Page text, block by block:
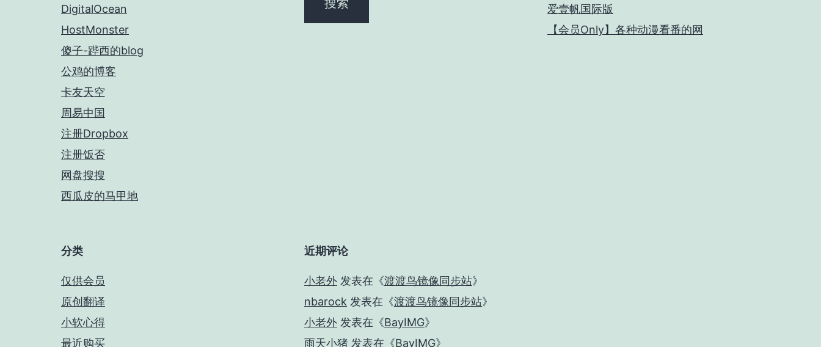
DigitalOcean
HostMonster
傻子-跸西的blog
公鸡的博客
卡友天空
周易中国
注册Dropbox
注册饭否
网盘搜搜
西瓜皮的马甲地
爱壹帆国际版
【会员Only】各种动漫看番的网
分类
仅供会员
原创翻译
小软心得
最近购买
近期评论
小老外 发表在《渡渡鸟镜像同步站》
nbarock 发表在《渡渡鸟镜像同步站》
小老外 发表在《BayIMG》
雨天小猪 发表在《BayIMG》